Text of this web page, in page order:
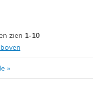
width
Wearing
zien 1-10
»